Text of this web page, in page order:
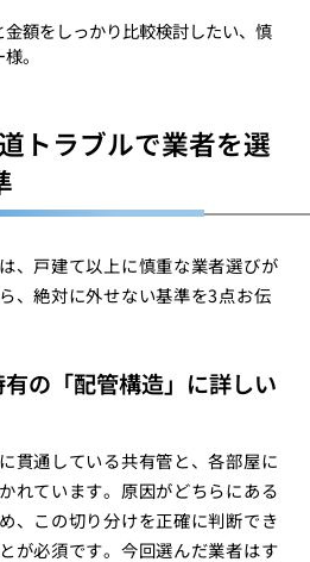
金額をしっかり比較検討したい、慎
。
トラブルで業者を選
、戸建て以上に慎重な業者選びが
、絶対に外せない基準を3点お伝
の「配管構造」に詳しい
貫通している共有管と、各部屋に
れています。原因がどちらにある
、この切り分けを正確に判断でき
が必須です。今回選んだ業者はす